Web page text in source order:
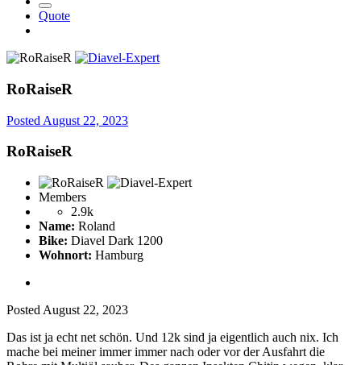
Quote
RoRaiseR
Posted August 22, 2023
RoRaiseR
Members
2.9k
Name: Roland
Bike: Diavel Dark 1200
Wohnort: Hamburg
Posted August 22, 2023
Das ist ja echt net schön. Und 12k sind ja eigentlich auch nix. Ich
mache bei meiner immer immer nach oder vor der Ausfahrt die